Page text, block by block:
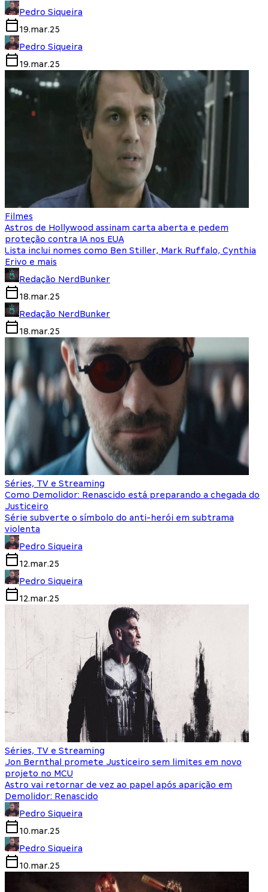
Pedro Siqueira
19.mar.25
Pedro Siqueira
19.mar.25
Filmes
Astros de Hollywood assinam carta aberta e pedem
proteção contra IA nos EUA
Lista inclui nomes como Ben Stiller, Mark Ruffalo, Cynthia
Erivo e mais
Redação NerdBunker
18.mar.25
Redação NerdBunker
18.mar.25
Séries, TV e Streaming
Como Demolidor: Renascido está preparando a chegada do
Justiceiro
Série subverte o símbolo do anti-herói em subtrama
violenta
Pedro Siqueira
12.mar.25
Pedro Siqueira
12.mar.25
Séries, TV e Streaming
Jon Bernthal promete Justiceiro sem limites em novo
projeto no MCU
Astro vai retornar de vez ao papel após aparição em
Demolidor: Renascido
Pedro Siqueira
10.mar.25
Pedro Siqueira
10.mar.25